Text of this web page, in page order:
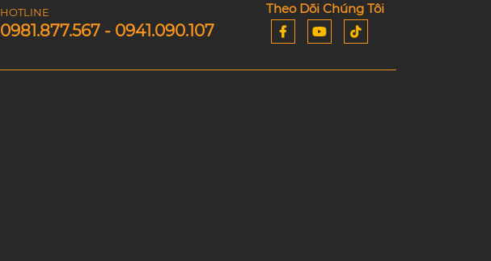
HOTLINE
0981.877.567 - 0941.090.107
Theo Dõi Chúng Tôi